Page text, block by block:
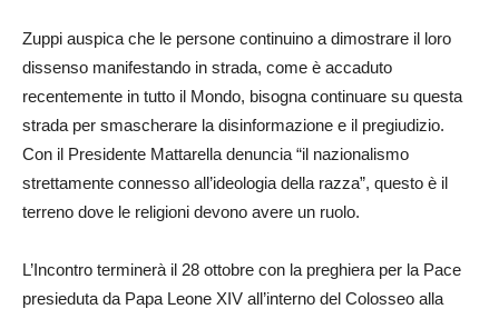
Zuppi auspica che le persone continuino a dimostrare il loro
dissenso manifestando in strada, come è accaduto
recentemente in tutto il Mondo, bisogna continuare su questa
strada per smascherare la disinformazione e il pregiudizio.
Con il Presidente Mattarella denuncia “il nazionalismo
strettamente connesso all’ideologia della razza”, questo è il
terreno dove le religioni devono avere un ruolo.
L’Incontro terminerà il 28 ottobre con la preghiera per la Pace
presieduta da Papa Leone XIV all’interno del Colosseo alla